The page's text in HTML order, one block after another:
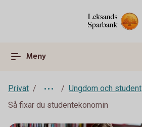
Meny
Privat
Ungdom och student
Så fixar du studentekonomin